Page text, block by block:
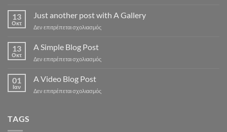
to
Flatsome
13
Οκτ
Just another post with A Gallery
Δεν επιτρέπεται σχολιασμόςστο
with
13
Οκτ
A Simple Blog Post
Δεν επιτρέπεται σχολιασμόςστο
Post
01
Ιαν
A Video Blog Post
Δεν επιτρέπεται σχολιασμόςστο
TAGS